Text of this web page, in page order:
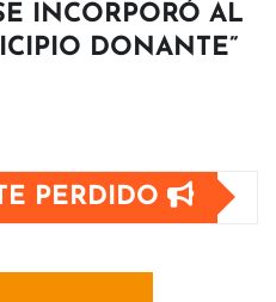
INCORPORÓ AL
DONANTE”
PERDIDO